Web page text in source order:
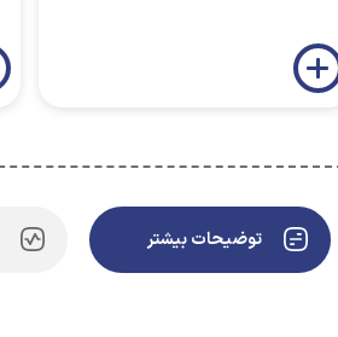
توضیحات بیشتر